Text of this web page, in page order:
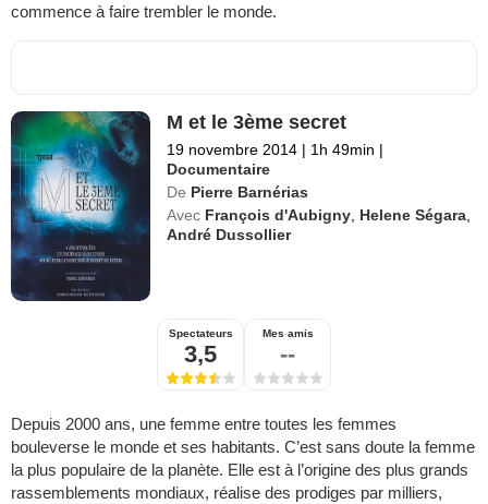
commence à faire trembler le monde.
M et le 3ème secret
19 novembre 2014 | 1h 49min |
Documentaire
De Pierre Barnérias
Avec François d'Aubigny Helene Ségara
André Dussollier
Spectateurs
3,5
Mes amis
--
Depuis 2000 ans, une femme entre toutes les femmes
bouleverse le monde et ses habitants. C’est sans doute la femme
la plus populaire de la planète. Elle est à l’origine des plus grands
rassemblements mondiaux, réalise des prodiges par milliers,